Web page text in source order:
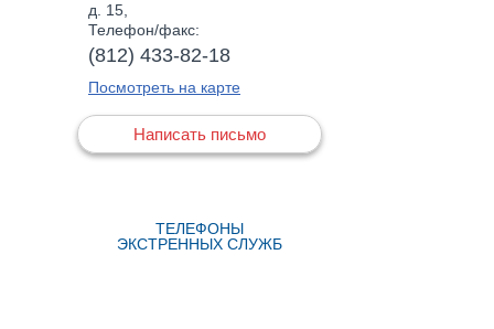
д. 15,
Телефон/факс:
(812) 433-82-18
Посмотреть на карте
Написать письмо
ТЕЛЕФОНЫ
ЭКСТРЕННЫХ СЛУЖБ